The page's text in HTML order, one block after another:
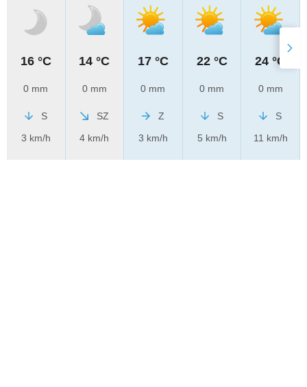
16 °C
0 mm
S
3 km/h
14 °C
0 mm
SZ
4 km/h
17 °C
0 mm
Z
3 km/h
22 °C
0 mm
S
5 km/h
24 °C
0 mm
S
11 km/h